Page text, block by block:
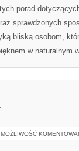
porad
sprawdzonych
bliską osobom,
w naturalnym
MOŻLIWOŚĆ